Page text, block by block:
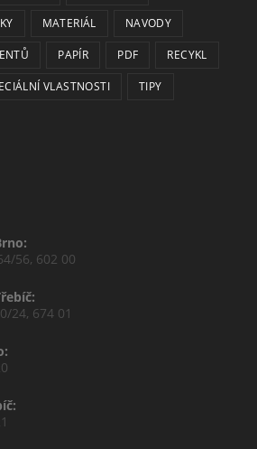
MATERIÁL NAVODY
PAPÍR PDF RECYKL
VLASTNOSTI TIPY
56, 602 00
24, 674 01